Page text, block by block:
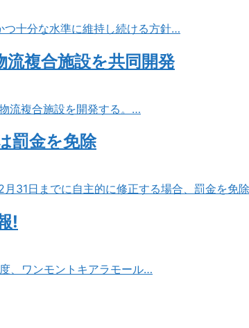
十分な水準に維持し続ける方針…
複合施設を共同開発
流複合施設を開発する。…
罰金を免除
31日までに自主的に修正する場合、罰金を免
!
、ワンモントキアラモール…